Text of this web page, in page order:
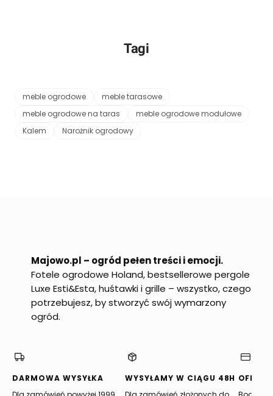
Tagi
meble ogrodowe
meble tarasowe
meble ogrodowe na taras
meble ogrodowe modułowe
Kalem
Narożnik ogrodowy
Majowo.pl – ogród pełen treści i emocji.
Fotele ogrodowe Holand, bestsellerowe pergole
Luxe Esti&Esta, huśtawki i grille – wszystko, czego
potrzebujesz, by stworzyć swój wymarzony
ogród.
DARMOWA WYSYŁKA
WYSYŁAMY W CIĄGU 48H